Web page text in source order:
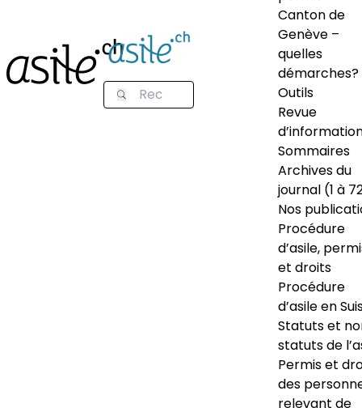
Canton de
Genève –
quelles
démarches?
Outils
Revue
Sommaires
Archives du
journal (1 à
Nos
Procédure
d’asile,
et droits
Procédure
d’asile en
Statuts et
statuts de
Permis et
des
relevant de